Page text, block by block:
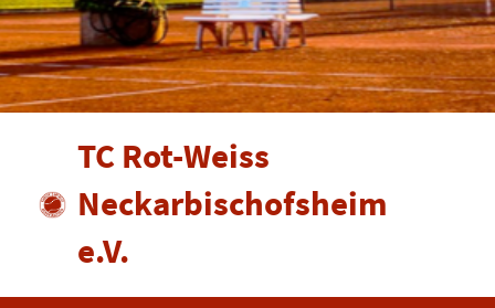
TC Rot-Weiss
Neckarbischofsheim
e.V.